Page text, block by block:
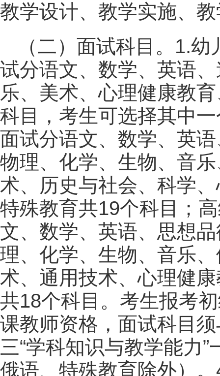
教学设计、教学实施、
（二）面试科目。1.
试分语文、数学、英语
乐、美术、心理健康教
科目，考生可选择其中
面试分语文、数学、英
物理、化学、生物、音
术、历史与社会、科学
特殊教育共19个科目；
文、数学、英语、思想
理、化学、生物、音乐
术、通用技术、心理健
共18个科目。考生报考
课教师资格，面试科目
三“学科知识与教学能力
俄语、特殊教育除外）